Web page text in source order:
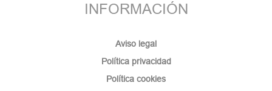
INFORMACIÓN
Aviso legal
Política privacidad
Política cookies